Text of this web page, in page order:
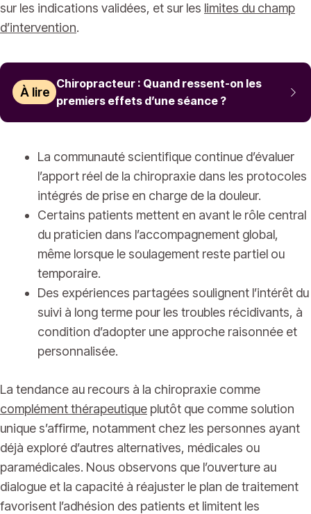
sur les indications validées, et sur les limites du champ
d’intervention.
À lire
Chiropracteur : Quand ressent-on les
premiers effets d’une séance ?
La communauté scientifique continue d’évaluer
l’apport réel de la chiropraxie dans les protocoles
intégrés de prise en charge de la douleur.
Certains patients mettent en avant le rôle central
du praticien dans l’accompagnement global,
même lorsque le soulagement reste partiel ou
temporaire.
Des expériences partagées soulignent l’intérêt du
suivi à long terme pour les troubles récidivants, à
condition d’adopter une approche raisonnée et
personnalisée.
La tendance au recours à la chiropraxie comme
complément thérapeutique plutôt que comme solution
unique s’affirme, notamment chez les personnes ayant
déjà exploré d’autres alternatives, médicales ou
paramédicales. Nous observons que l’ouverture au
dialogue et la capacité à réajuster le plan de traitement
favorisent l’adhésion des patients et limitent les